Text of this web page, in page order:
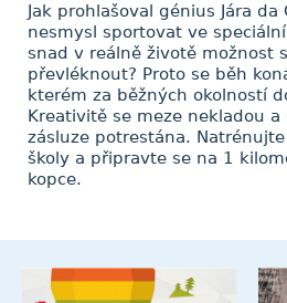
Jak prohlašoval génius Jára da
nesmysl sportovat ve
snad v reálně životě možnost
převléknout? Proto se běh
kterém za běžných okolností
Kreativitě se meze nekladou
zásluze potrestána.
školy a připravte se na 1
kopce.